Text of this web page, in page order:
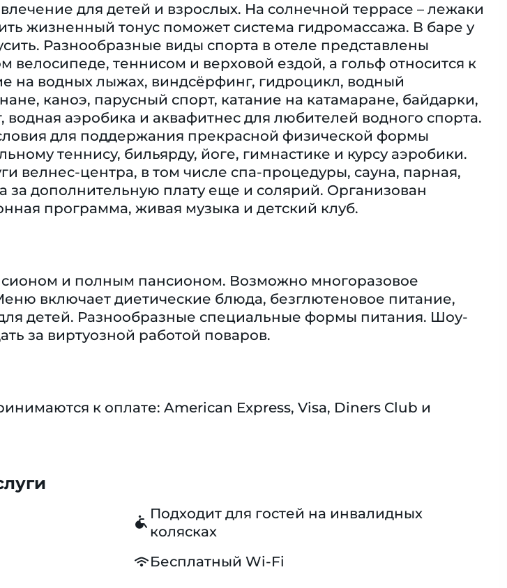
для детей и взрослых. На солнечной террасе – лежаки
жизненный тонус поможет система гидромассажа. В баре у
Разнообразные виды спорта в отеле представлены
велосипеде, теннисом и верховой ездой, а гольф относится к
на водных лыжах, виндсёрфинг, гидроцикл, водный
каноэ, парусный спорт, катание на катамаране, байдарки,
водная аэробика и аквафитнес для любителей водного спорта.
для поддержания прекрасной физической формы
теннису, бильярду, йоге, гимнастике и курсу аэробики.
велнес-центра, в том числе спа-процедуры, сауна, парная,
за дополнительную плату еще и солярий. Организован
программа, живая музыка и детский клуб.
и полным пансионом. Возможно многоразовое
включает диетические блюда, безглютеновое питание,
детей. Разнообразные специальные формы питания. Шоу-
за виртуозной работой поваров.
к оплате: American Express, Visa, Diners Club и
Подходит для гостей на инвалидных
колясках
Бесплатный Wi-Fi